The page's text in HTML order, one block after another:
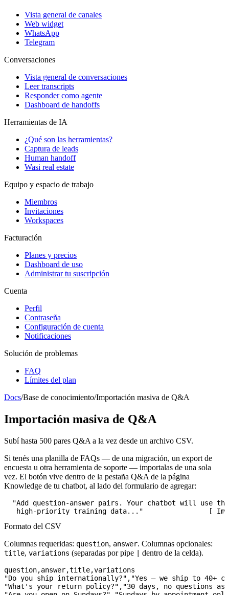
Vista general de canales
Web widget
WhatsApp
Telegram
Conversaciones
Vista general de conversaciones
Leer transcripts
Responder como agente
Dashboard de handoffs
Herramientas de IA
¿Qué son las herramientas?
Captura de leads
Human handoff
Wasi real estate
Equipo y espacio de trabajo
Miembros
Invitaciones
Workspaces
Facturación
Planes y precios
Dashboard de uso
Administrar tu suscripción
Cuenta
Perfil
Contraseña
Configuración de cuenta
Notificaciones
Solución de problemas
FAQ
Límites del plan
Docs/Base de conocimiento/Importación masiva de Q&A
Importación masiva de Q&A
Subí hasta 500 pares Q&A a la vez desde un archivo CSV.
Si tenés una planilla de FAQs — de una migración, un export de
encuesta u otra herramienta de soporte — importalas de una sola
vez. El botón vive dentro de la pestaña Q&A de la página
Knowledge de tu chatbot, al lado del formulario de agregar:
"Add question-answer pairs. Your chatbot will use
high-priority training data..."                [
Formato del CSV
Columnas requeridas: question, answer. Columnas opcionales:
title, variations (separadas por pipe dentro de la celda).
question,answer,title,variations
"Do you ship internationally?","Yes — we ship to 40+
"What's your return policy?","30 days, no questions